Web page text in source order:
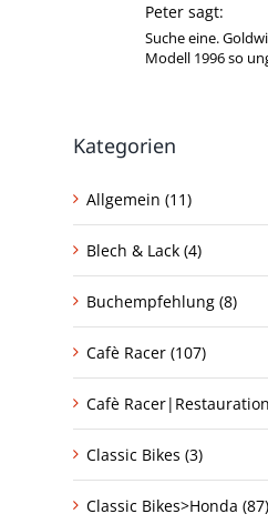
Peter sagt:
Suche eine.
Modell 1996 so
Kategorien
Allgemein (11)
Blech & Lack (4)
Buchempfehlung (8)
Cafè Racer (107)
Cafè
Classic Bikes (3)
Classic Bikes>Honda (87)